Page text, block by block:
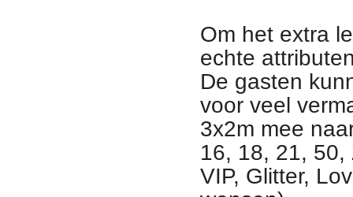
Om het extra
echte
De gasten
voor veel
3x2m mee
16, 18, 21, 50,
VIP, Glitter,